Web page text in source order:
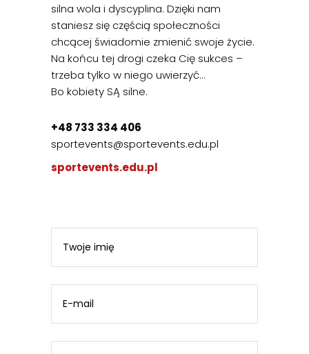
silna wola i dyscyplina. Dzięki nam
staniesz się częścią społeczności
chcącej świadomie zmienić swoje życie.
Na końcu tej drogi czeka Cię sukces –
trzeba tylko w niego uwierzyć...
Bo kobiety SĄ silne.
+48 733 334 406
sportevents@sportevents.edu.pl
sportevents.edu.pl